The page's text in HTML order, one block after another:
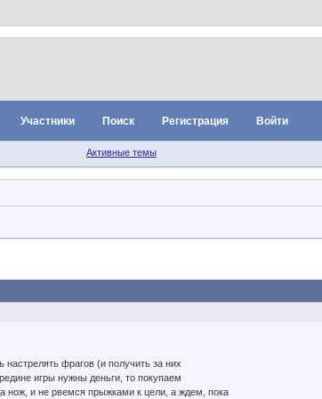
Участники Поиск Регистрация Войти
Активные темы
фрагов (и получить за них
игры нужны деньги, то покупаем
нож, и не рвемся прыжками к цели, а ждем, пока